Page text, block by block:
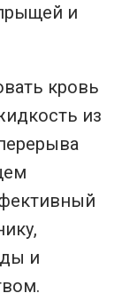
и
кровь
из
и